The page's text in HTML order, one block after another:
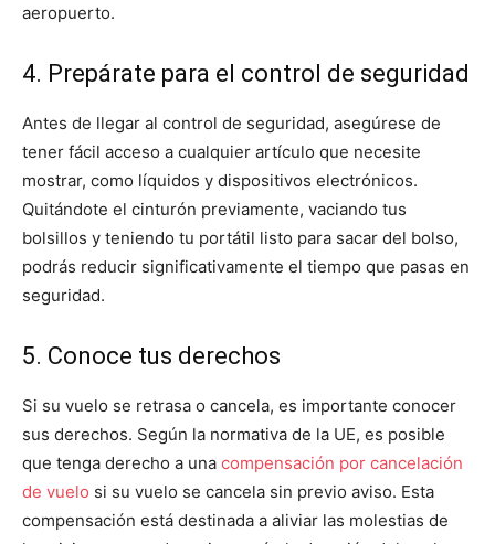
aeropuerto.
4. Prepárate para el control de seguridad
Antes de llegar al control de seguridad, asegúrese de
tener fácil acceso a cualquier artículo que necesite
mostrar, como líquidos y dispositivos electrónicos.
Quitándote el cinturón previamente, vaciando tus
bolsillos y teniendo tu portátil listo para sacar del bolso,
podrás reducir significativamente el tiempo que pasas en
seguridad.
5. Conoce tus derechos
Si su vuelo se retrasa o cancela, es importante conocer
sus derechos. Según la normativa de la UE, es posible
que tenga derecho a una compensación por cancelación
de vuelo si su vuelo se cancela sin previo aviso. Esta
compensación está destinada a aliviar las molestias de